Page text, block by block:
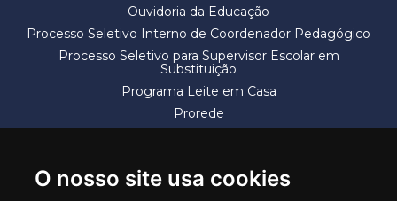
O nosso site usa cookies
Ouvidoria da Educação
Processo Seletivo Interno de Coordenador Pedagógico
Processo Seletivo para Supervisor Escolar em
Substituição
Programa Leite em Casa
Prorede